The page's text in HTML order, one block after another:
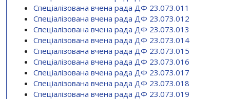
Спеціалізована вчена рада ДФ 23.073.011
Спеціалізована вчена рада ДФ 23.073.012
Спеціалізована вчена рада ДФ 23.073.013
Спеціалізована вчена рада ДФ 23.073.014
Спеціалізована вчена рада ДФ 23.073.015
Спеціалізована вчена рада ДФ 23.073.016
Спеціалізована вчена рада ДФ 23.073.017
Спеціалізована вчена рада ДФ 23.073.018
Спеціалізована вчена рада ДФ 23.073.019